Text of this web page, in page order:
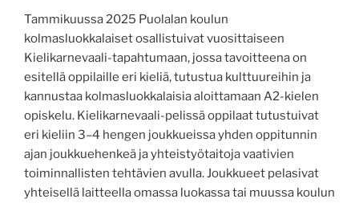
Tammikuussa 2025 Puolalan koulun
kolmasluokkalaiset osallistuivat vuosittaiseen
Kielikarnevaali-tapahtumaan, jossa tavoitteena on
esitellä oppilaille eri kieliä, tutustua kulttuureihin ja
kannustaa kolmasluokkalaisia aloittamaan A2-kielen
opiskelu. Kielikarnevaali-pelissä oppilaat tutustuivat
eri kieliin 3–4 hengen joukkueissa yhden oppitunnin
ajan joukkuehenkeä ja yhteistyötaitoja vaativien
toiminnallisten tehtävien avulla. Joukkueet pelasivat
yhteisellä laitteella omassa luokassa tai muussa koulun